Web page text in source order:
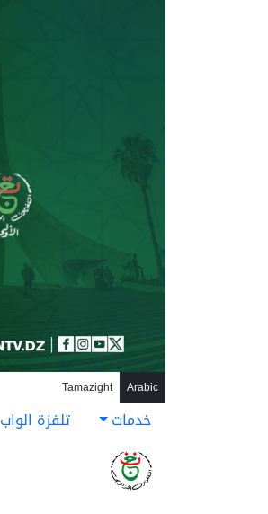
Arabic
Tamazight
خدمات تلفزة الواب